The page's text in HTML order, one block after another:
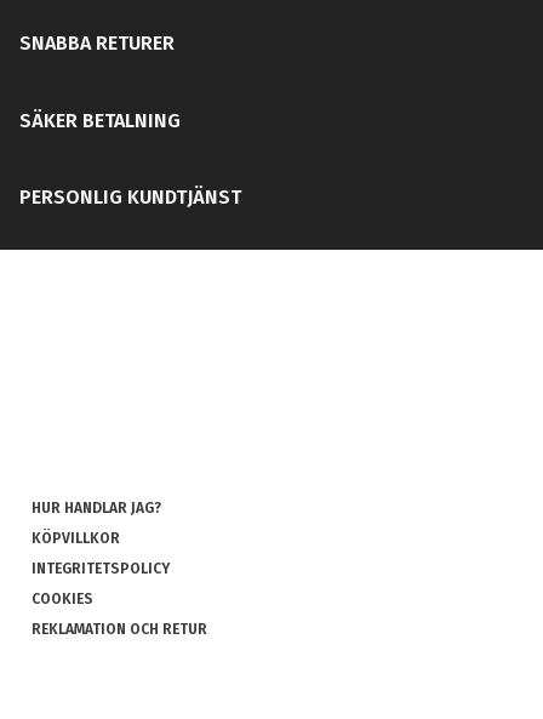
SNABBA RETURER
SÄKER BETALNING
PERSONLIG KUNDTJÄNST
HUR HANDLAR JAG?
KÖPVILLKOR
INTEGRITETSPOLICY
COOKIES
REKLAMATION OCH RETUR